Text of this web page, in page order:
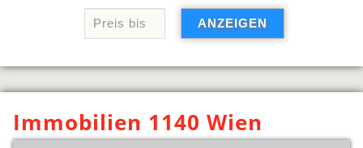
Immobilien 1140 Wien